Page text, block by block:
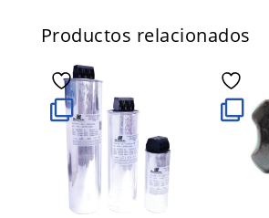
Productos relacionados